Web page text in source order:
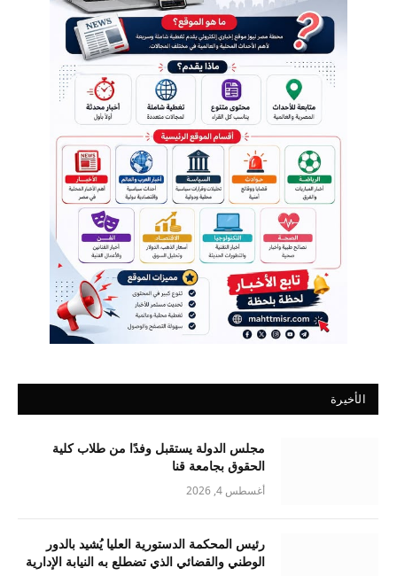
الأخيرة
مجلس الدولة يستقبل وفدًا من طلاب كلية
الحقوق بجامعة قنا
أغسطس 4, 2026
رئيس المحكمة الدستورية العليا يُشيد بالدور
الوطني والقضائي الذي تضطلع به النيابة الإدارية